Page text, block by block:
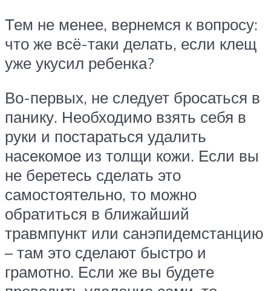
Тем не менее, вернемся к вопросу:
что же всё-таки делать, если клещ
уже укусил ребенка?
Во-первых, не следует бросаться в
панику. Необходимо взять себя в
руки и постараться удалить
насекомое из толщи кожи. Если вы
не беретесь сделать это
самостоятельно, то можно
обратиться в ближайший
травмпункт или санэпидемстанцию
– там это сделают быстро и
грамотно. Если же вы будете